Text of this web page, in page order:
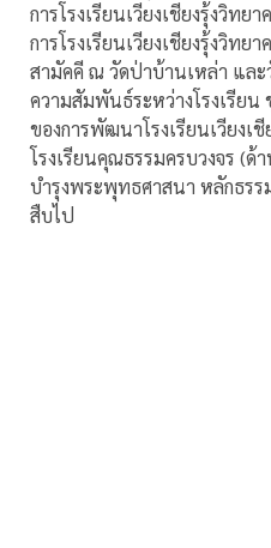
การโรงเรียนเวียงเชียงรุ้งวิทย
การโรงเรียนเวียงเชียงรุ้งวิท
สามัคคี ณ วัดป่าบ้านเหล่า และ
ความสัมพันธ์ระหว่างโรงเรีย
ของการพัฒนาโรงเรียนเวียงเ
โรงเรียนคุณธรรมครบวงจร (
บำรุงพระพุทธศาสนา หลักธร
สืบไป